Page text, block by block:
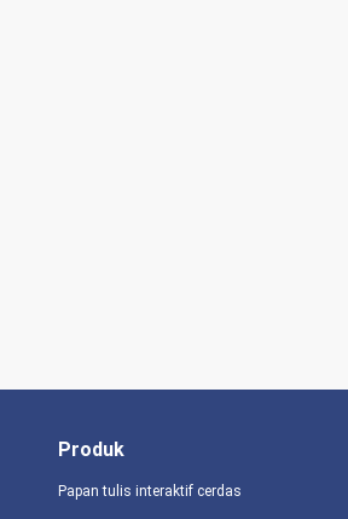
Produk
Papan tulis interaktif cerdas